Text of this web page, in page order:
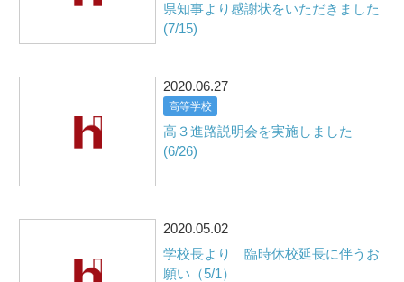
県知事より感謝状をいただきました
(7/15)
2020.06.27
高等学校
高３進路説明会を実施しました
(6/26)
2020.05.02
学校長より 臨時休校延長に伴うお
願い（5/1）